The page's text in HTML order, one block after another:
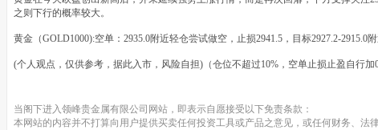
之则下行的概率较大。
黄金（GOLD1000):空单：2935.0附近轻仓尝试做空，止损2941.5，目标2927.2-2915.0附
(个人观点，仅供参考，据此入市，风险自担)（仓位不超过10%，空单止损止盈自行加
当阁下进入领峰贵金属有限公司网站，即表示自愿接受以下免责条款：
本网站的内容并不打算向用户提供买卖任何投资工具或产品之意见，或任何财务、法